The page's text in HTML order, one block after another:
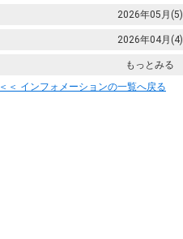
2026年05月(5)
2026年04月(4)
もっとみる
＜＜ インフォメーションの一覧へ戻る